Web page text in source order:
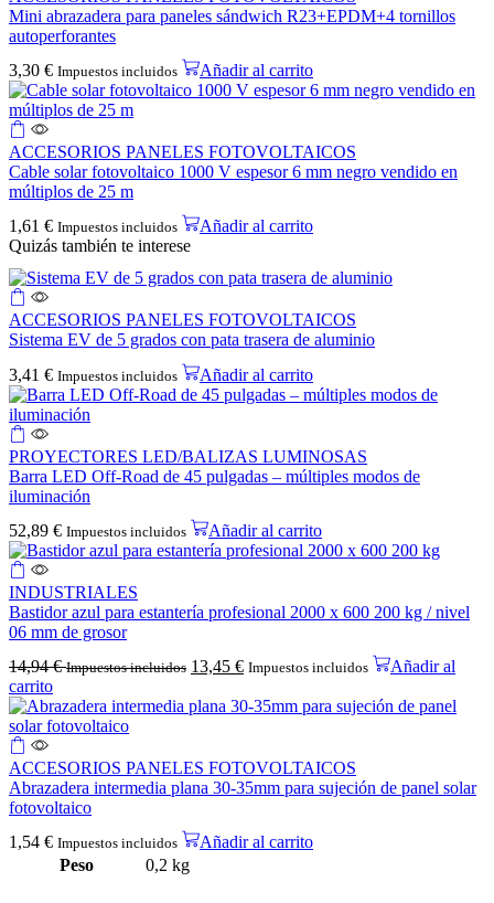
Mini abrazadera para paneles sándwich R23+EPDM+4 tornillos
autoperforantes
3,30 € Impuestos incluidos Añadir al carrito
ACCESORIOS PANELES FOTOVOLTAICOS
Cable solar fotovoltaico 1000 V espesor 6 mm negro vendido en
múltiplos de 25 m
1,61 € Impuestos incluidos
Añadir al carrito
Quizás también te interese
ACCESORIOS PANELES FOTOVOLTAICOS
Sistema EV de 5 grados con pata trasera de aluminio
3,41 € Impuestos incluidos Añadir al carrito
PROYECTORES LED/BALIZAS LUMINOSAS
Barra LED Off-Road de 45 pulgadas – múltiples modos de
iluminación
52,89 € Impuestos incluidos Añadir al carrito
INDUSTRIALES
Bastidor azul para estantería profesional 2000 x 600 200 kg / nivel
06 mm de grosor
14,94€ Impuestos incluidos 13,45 € Impuestos incluidos
Añadir al
carrito
ACCESORIOS PANELES FOTOVOLTAICOS
Abrazadera intermedia plana 30-35mm para sujeción de panel solar
fotovoltaico
1,54 € Impuestos incluidos
Añadir al carrito
Peso
0,2 kg